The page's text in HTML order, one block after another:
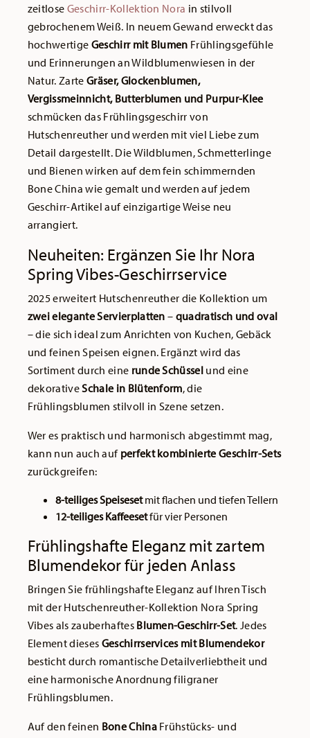
zeitlose Geschirr-Kollektion Nora in stilvoll
gebrochenem Weiß. In neuem Gewand erweckt das
hochwertige Geschirr mit Blumen Frühlingsgefühle
und Erinnerungen an Wildblumenwiesen in der
Natur. Zarte Gräser, Glockenblumen,
Vergissmeinnicht, Butterblumen und Purpur-Klee
schmücken das Frühlingsgeschirr von
Hutschenreuther und werden mit viel Liebe zum
Detail dargestellt. Die Wildblumen, Schmetterlinge
und Bienen wirken auf dem fein schimmernden
Bone China wie gemalt und werden auf jedem
Geschirr-Artikel auf einzigartige Weise neu
arrangiert.
Neuheiten: Ergänzen Sie Ihr Nora
Spring Vibes-Geschirrservice
2025 erweitert Hutschenreuther die Kollektion um
zwei elegante Servierplatten – quadratisch und oval
– die sich ideal zum Anrichten von Kuchen, Gebäck
und feinen Speisen eignen. Ergänzt wird das
Sortiment durch eine runde Schüssel und eine
dekorativeSchale in Blütenform, die
Frühlingsblumen stilvoll in Szene setzen.
Wer es praktisch und harmonisch abgestimmt mag,
kann nun auch auf perfekt kombinierte Geschirr-Sets
zurückgreifen:
8-teiliges Speisesetmit flachen und tiefen Tellern
12-teiliges Kaffeesetfür vier Personen
Frühlingshafte Eleganz mit zartem
Blumendekor für jeden Anlass
Bringen Sie frühlingshafte Eleganz auf Ihren Tisch
mit der Hutschenreuther-Kollektion Nora Spring
Vibes als zauberhaftes Blumen-Geschirr-Set. Jedes
Element dieses Geschirrservices mit Blumendekor
besticht durch romantische Detailverliebtheit und
eine harmonische Anordnung filigraner
Frühlingsblumen.
Auf den feinen Bone ChinaFrühstücks- und